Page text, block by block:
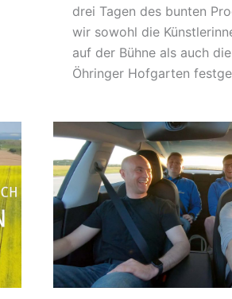
drei Tagen des bunten
wir sowohl die
auf der Bühne als auch
Öhringer Hofgarten